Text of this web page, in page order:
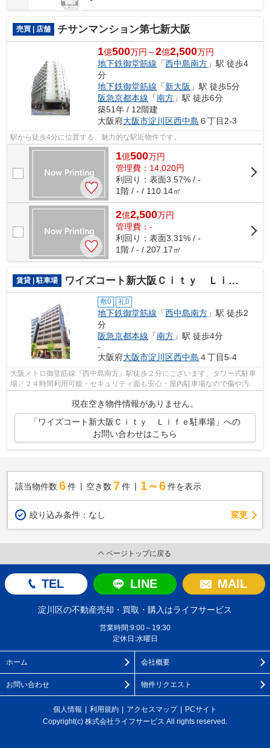
売買 | 店舗 チサンマンション第七新大阪
1億500万円～2億2,500万円
地下鉄御堂筋線 「西中島南方 」駅 徒歩4
分
地下鉄御堂筋線 「新大阪 」駅 徒歩5分
阪急京都本線 「南方 」駅 徒歩6分
築51年 / 12階建
大阪府大阪市淀川区西中島 ６丁目2-3
駅から徒歩4分に位置する、魅力的な駅近物件です。
1億500万円
管理費：14,020円
利回り：表面3.57% / -
1階 / - / 110.14㎡
2億2,500万円
管理費：-
利回り：表面3.31% / -
1階 / - / 207.17㎡
賃貸 | 駐車場 ワイズコート新大阪Ｃｉｔｙ Ｌｉｆｅ駐車場
敷0 礼0
地下鉄御堂筋線 「西中島南方 」駅 徒歩2
分
阪急京都本線 「南方 」駅 徒歩4分
-
大阪府大阪市淀川区西中島 ４丁目5-4
大阪メトロ御堂筋線『西中島南方』駅徒歩２分にございます、タワー式駐車
場／２４時間利用可能・セキュリティ面も安心・屋内駐車場なので傷や汚れ
現在空き物件情報がありません。
「ワイズコート新大阪Ｃｉｔｙ Ｌｉｆｅ駐車場」への
お問い合わせはこちら
該当物件数 6件 空き数 7 件 1～6 件を表示
絞り込み条件： なし 変更
ページトップに戻る
TEL LINE MAIL
淀川区の不動産売却・買取・購入はライフサービス
営業時間:9:00～19:30
定休日:水曜日
ホーム 会社概要
お問い合わせ 物件リクエスト
個人情報 利用規約 アクセスマップ
PCサイト
Copyright(c) 株式会社ライフサービス All rights reserved.